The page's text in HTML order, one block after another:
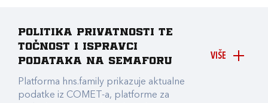
VIŠE
Politika privatnosti te
točnost i ispravci
podataka na Semaforu
Platforma hns.family prikazuje aktualne
podatke iz COMET-a, platforme za